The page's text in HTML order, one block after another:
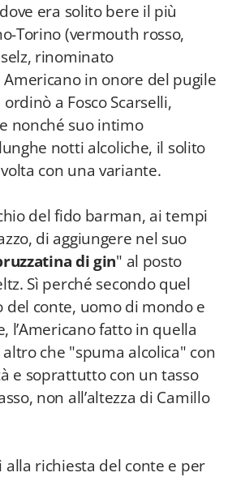
era solito bere il più
Torino (vermouth rosso,
rinominato
Americano in onore del pugile
a Fosco Scarselli,
nonché suo intimo
notti alcoliche, il solito
con una variante.
del fido barman, ai tempi
di aggiungere nel suo
di gin" al posto
Sì perché secondo quel
del conte, uomo di mondo e
l’Americano fatto in quella
che "spuma alcolica" con
e soprattutto con un tasso
non all’altezza di Camillo
richiesta del conte e per